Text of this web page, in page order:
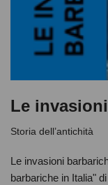
Le
Storia dell’antichità
Le invasioni
barbariche in Italia"